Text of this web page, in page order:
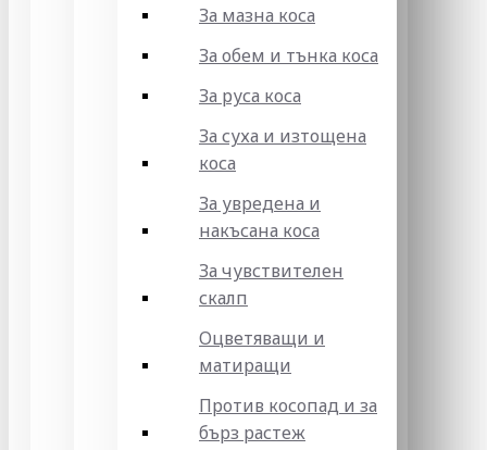
За мазна коса
За обем и тънка коса
За руса коса
За суха и изтощена
коса
За увредена и
накъсана коса
За чувствителен
скалп
Оцветяващи и
матиращи
Против косопад и за
бърз растеж